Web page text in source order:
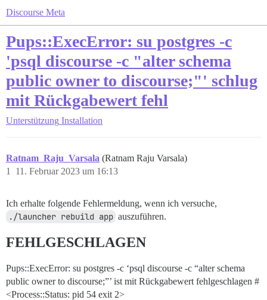
Discourse Meta
Pups::ExecError: su postgres -c
'psql discourse -c "alter schema
public owner to discourse;"' schlug
mit Rückgabewert fehl
Unterstützung Installation
Ratnam_Raju_Varsala (Ratnam Raju Varsala)
11. Februar 2023 um 16:13
1
Ich erhalte folgende Fehlermeldung, wenn ich versuche,
./launcher rebuild app auszuführen.
FEHLGESCHLAGEN
Pups::ExecError: su postgres -c ‘psql discourse -c “alter schema
public owner to discourse;”’ ist mit Rückgabewert fehlgeschlagen #
<Process::Status: pid 54 exit 2>